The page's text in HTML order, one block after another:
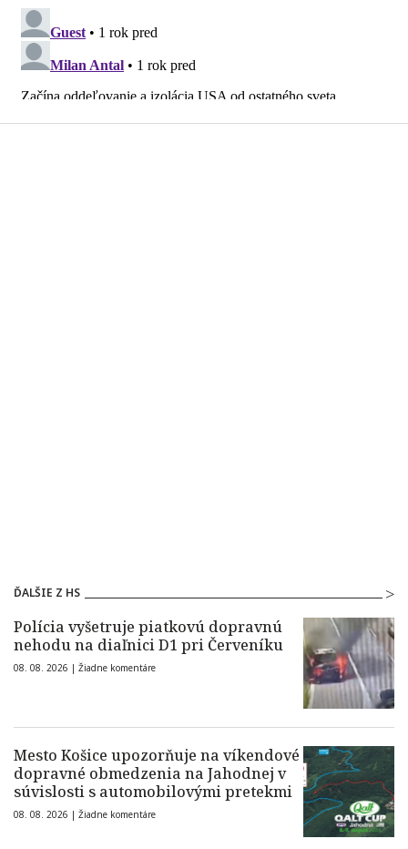
ĎALŠIE Z HS
Polícia vyšetruje piatkovú dopravnú
nehodu na diaľnici D1 pri Červeníku
08. 08. 2026 | Žiadne komentáre
Mesto Košice upozorňuje na víkendové
dopravné obmedzenia na Jahodnej v
súvislosti s automobilovými pretekmi
08. 08. 2026 | Žiadne komentáre